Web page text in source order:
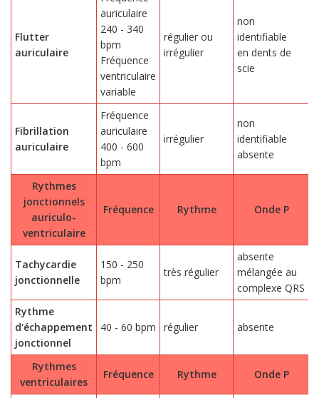
Flutter
auriculaire
auriculaire
240 - 340
bpm
Fréquence
ventriculaire
variable
régulier ou
irrégulier
non
identifiable
en dents de
scie
Fibrillation
auriculaire
Fréquence
auriculaire
400 - 600
bpm
irrégulier
non
identifiable
absente
Rythmes
jonctionnels
auriculo-
ventriculaire
Fréquence Rythme Onde P
Tachycardie
jonctionnelle
150 - 250
bpm
très régulier
absente
mélangée au
complexe QRS
Rythme
d'échappement
jonctionnel
40 - 60 bpm régulier absente
Rythmes
ventriculaires
Fréquence Rythme Onde P